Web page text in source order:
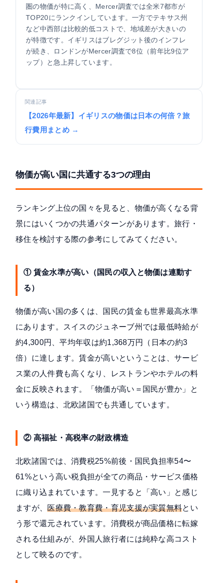
圏の物価が特に高く、Mercer調査では全米7都市が
TOP20にランクインしています。一方でテキサス州
など中西部は比較的低コストで、地域差が大きいの
が特徴です。イギリスはブレグジット後のインフレ
が続き、ロンドンがMercer調査で8位（前年比9位ア
ップ）と急上昇しています。
関連記事
【2026年最新】イギリスの物価は日本の何倍？旅
行費用まとめ →
物価が高い国に共通する3つの理由
ランキング上位の国々を見ると、物価が高くなる背
景にはいくつかの共通パターンがあります。旅行・
移住を検討する際の参考にしてみてください。
① 賃金水準が高い（国民の収入と物価は連動す
る）
物価が高い国の多くは、国民の賃金も世界最高水準
にあります。スイスのジュネーブ州では最低時給が
約4,300円、平均年収は約1,368万円（日本の約3
倍）に達します。賃金が高いということは、サービ
ス業の人件費も高くなり、レストランやホテルの料
金に反映されます。「物価が高い＝国民が豊か」と
いう構造は、北欧諸国でも共通しています。
② 高福祉・高税率の財政構造
北欧諸国では、消費税25%前後・国民負担率54〜
61%という高い税負担が全ての商品・サービス価格
に織り込まれています。一見すると「高い」と感じ
ますが、医療費・教育費・育児支援が実質無料とい
う形で還元されています。消費税が商品価格に転嫁
される仕組みが、外国人旅行者には純粋な高コスト
として映るのです。